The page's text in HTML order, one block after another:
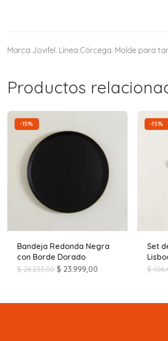
Marca Jovifel. Línea Córcega. Molde para
Productos
-15%
Bandeja Redonda Negra
con Borde Dorado
$28.233,00 $ 23.999,00
-15%
Set
$